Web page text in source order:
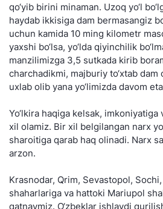
qo‘yib birini minaman. Uzoq yo‘l
haydab ikkisiga dam bermasangiz
uchun kamida 10 ming kilometr
yaxshi bo‘lsa, yo‘lda qiyinchilik
manzilimizga 3,5 sutkada kirib
charchadikmi, majburiy to‘xtab dam
uxlab olib yana yo‘limizda davom
Yo‘lkira haqiga kelsak,
xil olamiz. Bir xil belgilangan narx
sharoitiga qarab haq olinadi. Narx
arzon.
Krasnodar, Qrim, Sevastopol,
shaharlariga va hattoki Mariupol
qatnaymiz. O‘zbeklar ishlaydi